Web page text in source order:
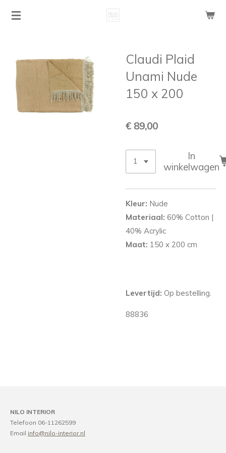
Ga
hoofdinhoud
Claudi Plaid
Unami Nude
150 x 200
€ 89,00
In
winkelwagen
Kleur: Nude
Materiaal: 60% Cotton |
40% Acrylic
Maat: 150 x 200 cm
Levertijd: Op bestelling.
88836
NILO INTERIOR
Telefoon 06-11262599
Email info@nilo-interior.nl